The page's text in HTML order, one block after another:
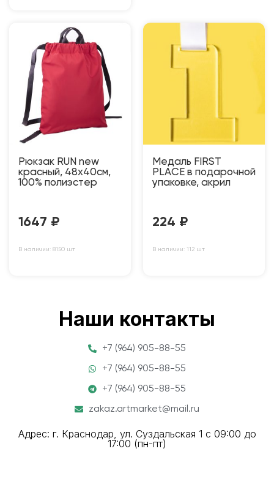
Рюкзак RUN new
красный, 48х40см,
100% полиэстер
1647 ₽
В наличии: 8150 шт
Медаль FIRST
PLACE в подарочной
упаковке, акрил
224 ₽
В наличии: 112 шт
Наши контакты
+7 (964) 905-88-55
+7 (964) 905-88-55
+7 (964) 905-88-55
zakaz.artmarket@mail.ru
Адрес: г. Краснодар, ул. Суздальская 1 с 09:00 до
17:00 (пн-пт)